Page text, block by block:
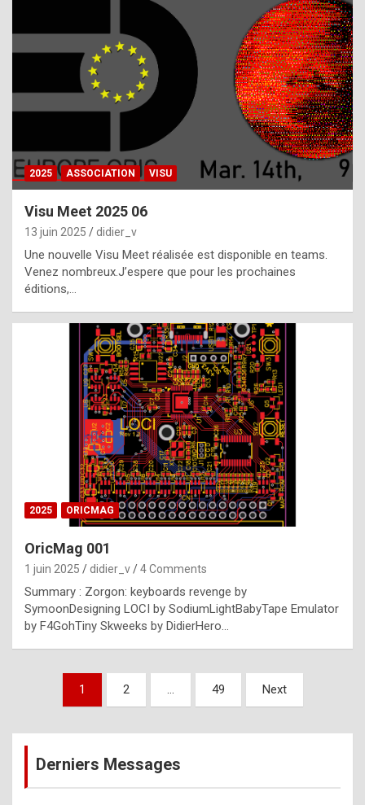
h
a
t
t
e
b
e
s
t
p
h
o
n
y
l
e
x
a
%
2025 ASSOCIATION VISU
Visu Meet 2025 06
13 juin 2025 didier_v
Une nouvelle Visu Meet réalisée est disponible en teams.
Venez nombreux.J’espere que pour les prochaines
éditions,…
2025 ORICMAG
OricMag 001
1 juin 2025 didier_v 4 Comments
Summary : Zorgon: keyboards revenge by
SymoonDesigning LOCI by SodiumLightBabyTape Emulator
by F4GohTiny Skweeks by DidierHero…
Pagination
publications
1 2 … 49 Next
Derniers Messages